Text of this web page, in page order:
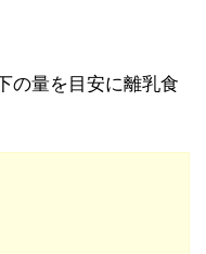
の量を目安に離乳食